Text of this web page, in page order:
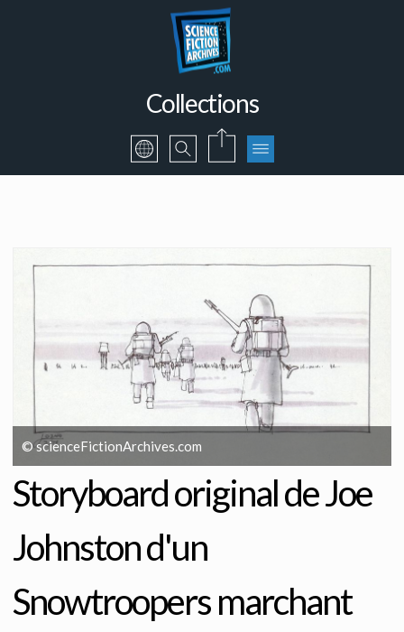
Collections
© scienceFictionArchives.com
Storyboard original de Joe
Johnston d'un
Snowtroopers marchant